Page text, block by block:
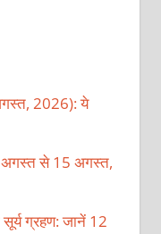
2026): ये
अगस्त से 15 अगस्त,
सूर्य ग्रहण: जानें 12